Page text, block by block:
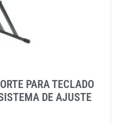
PARA TECLADO
DE AJUSTE